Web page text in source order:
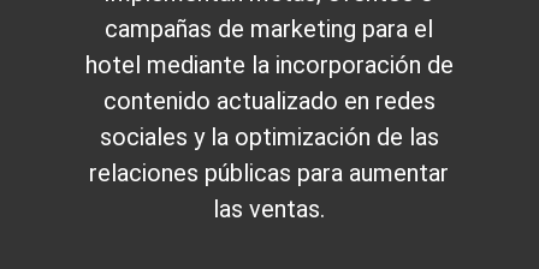
campañas de marketing para el
hotel mediante la incorporación de
contenido actualizado en redes
sociales y la optimización de las
relaciones públicas para aumentar
las ventas.